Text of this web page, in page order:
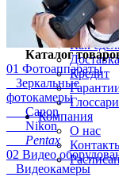
Покупателям
Акции
Как
Кредит
Компания
О нас
Каталог
01 Фотоаппараты
Зеркальные
фотокамеры
Canon
Nikon
Pentax
02 Видео
Видеокамеры